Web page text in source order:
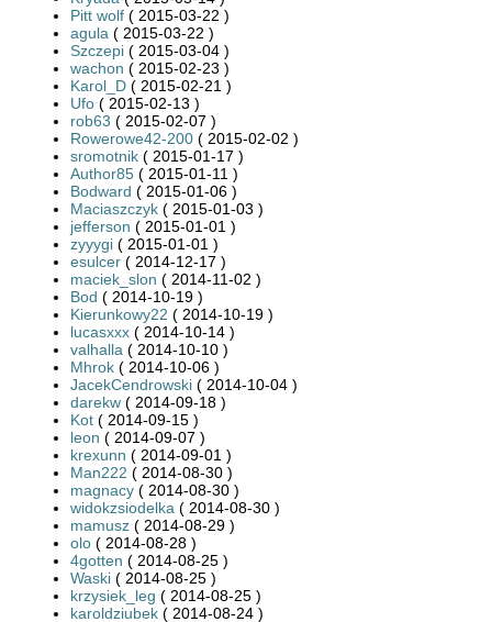
Pitt wolf ( 2015-03-22 )
agula ( 2015-03-22 )
Szczepi ( 2015-03-04 )
wachon ( 2015-02-23 )
Karol_D ( 2015-02-21 )
Ufo ( 2015-02-13 )
rob63 ( 2015-02-07 )
Rowerowe42-200 ( 2015-02-02 )
sromotnik ( 2015-01-17 )
Author85 ( 2015-01-11 )
Bodward ( 2015-01-06 )
Maciaszczyk ( 2015-01-03 )
jefferson ( 2015-01-01 )
zyyygi ( 2015-01-01 )
esulcer ( 2014-12-17 )
maciek_slon ( 2014-11-02 )
Bod ( 2014-10-19 )
Kierunkowy22 ( 2014-10-19 )
lucasxxx ( 2014-10-14 )
valhalla ( 2014-10-10 )
Mhrok ( 2014-10-06 )
JacekCendrowski ( 2014-10-04 )
darekw ( 2014-09-18 )
Kot ( 2014-09-15 )
leon ( 2014-09-07 )
krexunn ( 2014-09-01 )
Man222 ( 2014-08-30 )
magnacy ( 2014-08-30 )
widokzsiodelka ( 2014-08-30 )
mamusz ( 2014-08-29 )
olo ( 2014-08-28 )
4gotten ( 2014-08-25 )
Waski ( 2014-08-25 )
krzysiek_leg ( 2014-08-25 )
karoldziubek ( 2014-08-24 )